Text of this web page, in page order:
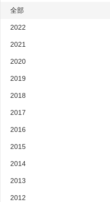
全部
2022
2021
2020
2019
2018
2017
2016
2015
2014
2013
2012